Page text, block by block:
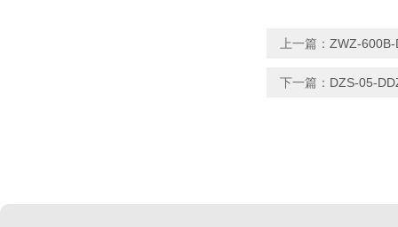
上一篇： ZWZ-
下一篇： DZS-05-